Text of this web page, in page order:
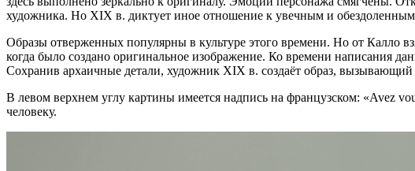
художника. Но XIX в. диктует иное отношение к увечным и
Образы отверженных популярны в культуре этого времени. Но от Калло
когда было создано оригинальное изображение. Ко времени написания
Сохранив архаичные детали, художник XIX в. создаёт образ,
В левом верхнем углу картины имеется надпись на французском: «Avez
человеку.